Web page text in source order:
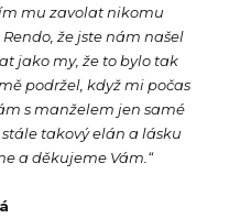
mu zavolat nikomu
že jste nám našel
jako my, že to bylo tak
podržel, když mi počas
s manželem jen samé
takový elán a lásku
a děkujeme Vám.“